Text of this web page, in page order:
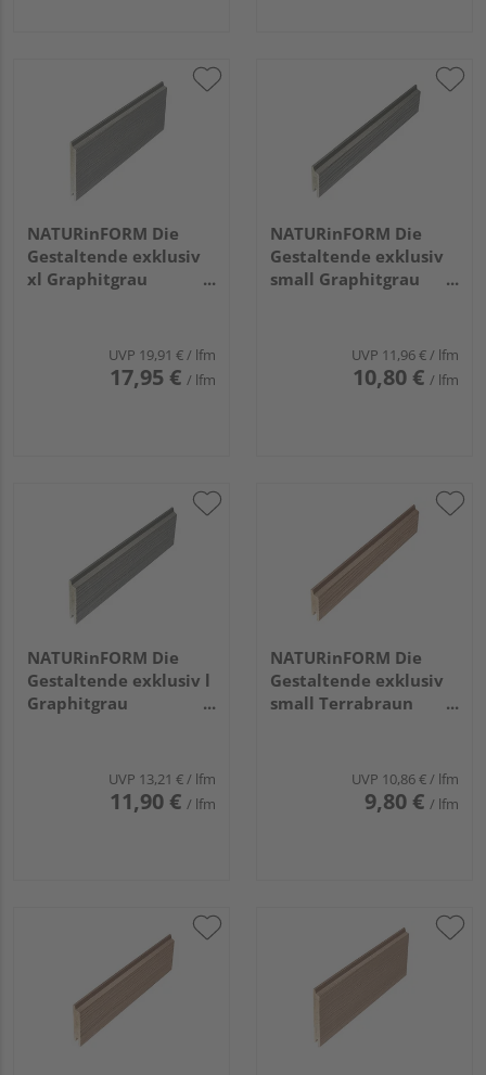
NATURinFORM Die
Gestaltende exklusiv
xl Graphitgrau
UVP 19,91 €/ lfm
17,95 € / lfm
NATURinFORM Die
Gestaltende exklusiv
small Graphitgrau
UVP 11,96 €/ lfm
10,80 € / lfm
NATURinFORM Die
Gestaltende exklusiv l
Graphitgrau
UVP 13,21 €/ lfm
11,90 € / lfm
NATURinFORM Die
Gestaltende exklusiv
small Terrabraun
UVP 10,86 €/ lfm
9,80 € / lfm